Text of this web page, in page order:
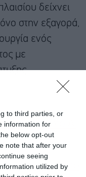
to third parties, or
information for
below opt-out
note that after your
seeing
utilized by
δείχνει
στην εξαγορά,
ενός
με
κέρδη στο Α’
καθαρά κέρδη το